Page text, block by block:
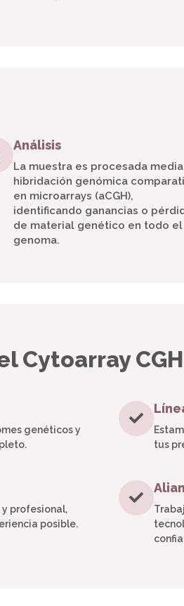
Análisis
La muestra es procesada
hibridación genómica
en microarrays (aCGH),
identificando ganancias o
de material genético en todo el
genoma.
Cytoarray
genéticos y
tus
profesional,
posible.